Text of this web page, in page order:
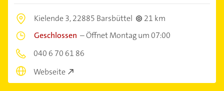
Kielende 3,22885 Barsbüttel
21 km
Geschlossen –Öffnet Montag um 07:00
040 6 70 61 86
Webseite